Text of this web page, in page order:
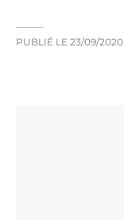
PUBLIÉ LE 23/09/2020